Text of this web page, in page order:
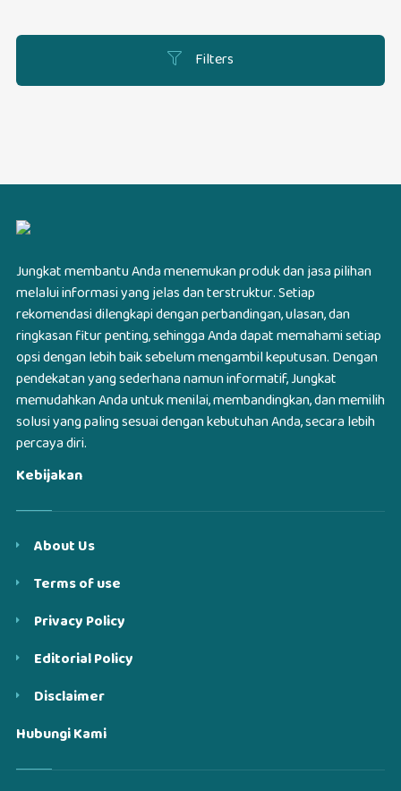
Filters
Jungkat membantu Anda menemukan produk dan jasa pilihan
melalui informasi yang jelas dan terstruktur. Setiap
rekomendasi dilengkapi dengan perbandingan, ulasan, dan
ringkasan fitur penting, sehingga Anda dapat memahami setiap
opsi dengan lebih baik sebelum mengambil keputusan. Dengan
pendekatan yang sederhana namun informatif, Jungkat
memudahkan Anda untuk menilai, membandingkan, dan memilih
solusi yang paling sesuai dengan kebutuhan Anda, secara lebih
percaya diri.
Kebijakan
About Us
Terms of use
Privacy Policy
Editorial Policy
Disclaimer
Hubungi Kami